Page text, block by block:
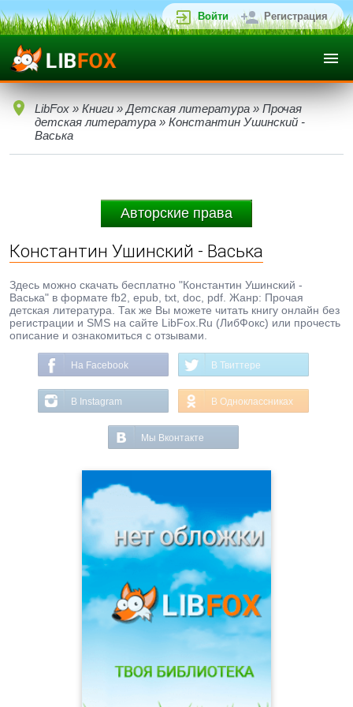
Войти Регистрация
LibFox » Книги » Детская литература » Прочая
детская литература » Константин Ушинский -
Васька
Авторские права
Константин Ушинский - Васька
Здесь можно скачать бесплатно "Константин Ушинский -
Васька" в формате fb2, epub, txt, doc, pdf. Жанр: Прочая
детская литература. Так же Вы можете читать книгу онлайн без
регистрации и SMS на сайте LibFox.Ru (ЛибФокс) или прочесть
описание и ознакомиться с отзывами.
На Facebook В Твиттере
В Instagram В Одноклассниках
Мы Вконтакте